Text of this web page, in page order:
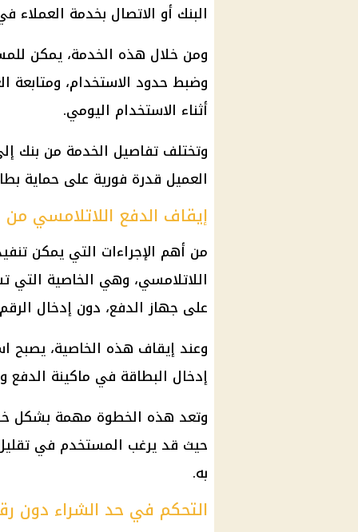
البنك أو الاتصال بخدمة العملاء
ومن خلال هذه الخدمة، يمكن
وضبط حدود الاستخدام، ومتابعة
أثناء الاستخدام اليومي.
وتختلف تفاصيل الخدمة من بنك
العميل قدرة فورية على حماية
إيقاف الدفع اللاتلامسي
من أهم الإجراءات التي يمكن
اللاتلامسي، وهي الخاصية التي
على جهاز الدفع، دون إدخال
وعند إيقاف هذه الخاصية، يصبح
إدخال البطاقة في ماكينة الدفع
وتعد هذه الخطوة مهمة بشكل
حيث قد يرغب المستخدم في
به.
التحكم في حد الشراء دون